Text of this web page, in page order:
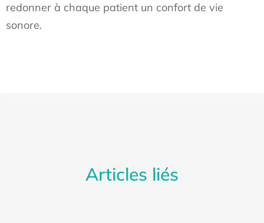
redonner à chaque patient un confort de vie
sonore.
Articles liés